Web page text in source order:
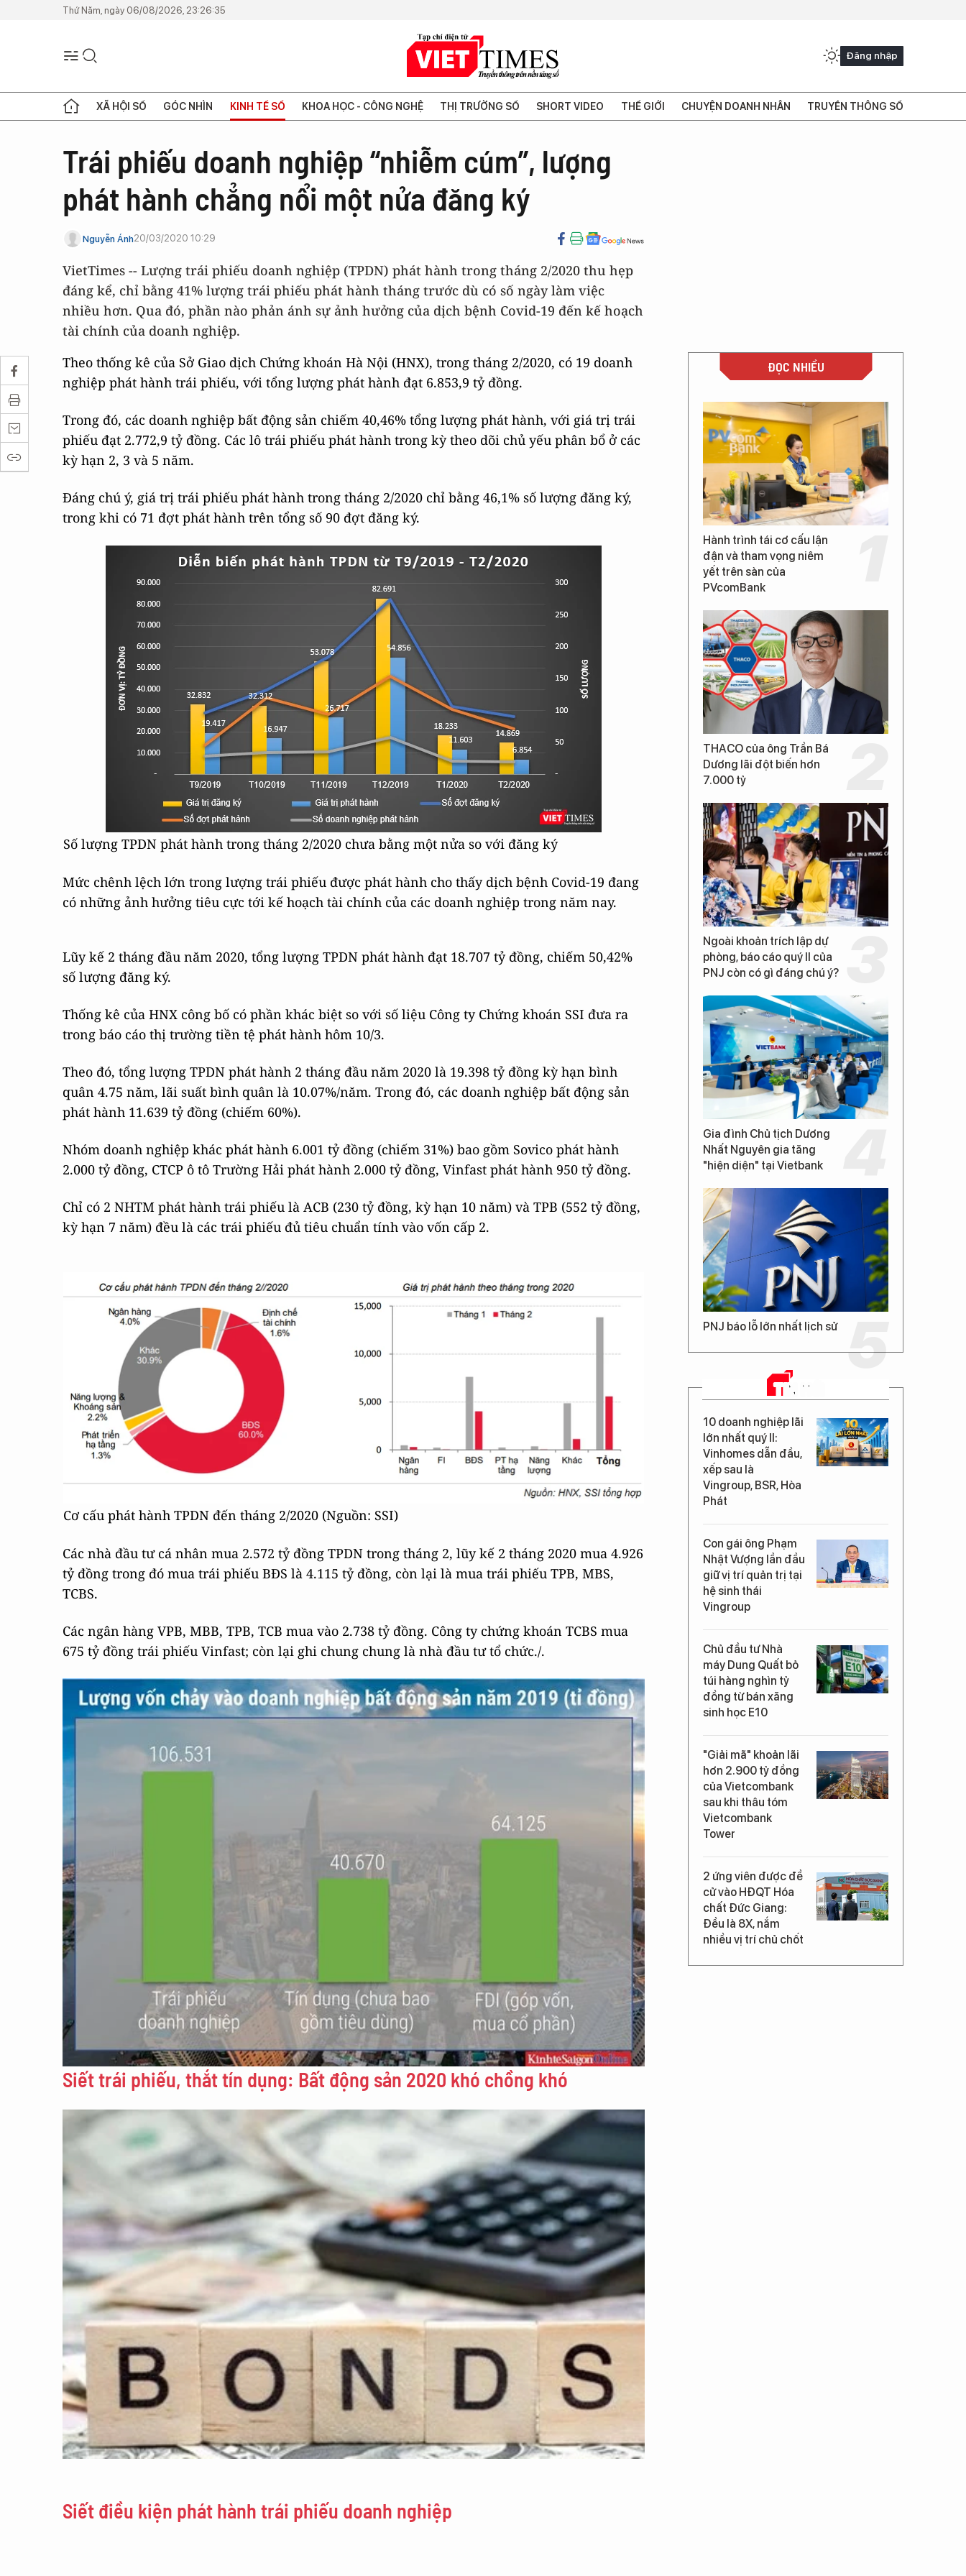
Thứ Năm, ngày 06/08/2026, 23:26:35
Đăng nhập
XÃ HỘI SỐ GÓC NHÌN KINH TẾ SỐ KHOA HỌC - CÔNG NGHỆ THỊ TRƯỜNG SỐ SHORT VIDEO THẾ GIỚI CHUYỆN DOANH NHÂN TRUYỀN THÔNG SỐ
Trái phiếu doanh nghiệp “nhiễm cúm”, lượng
phát hành chẳng nổi một nửa đăng ký
Nguyễn Ánh20/03/2020 10:29
VietTimes -- Lượng trái phiếu doanh nghiệp (TPDN) phát hành trong tháng 2/2020 thu hẹp
đáng kể, chỉ bằng 41% lượng trái phiếu phát hành tháng trước dù có số ngày làm việc
nhiều hơn. Qua đó, phần nào phản ánh sự ảnh hưởng của dịch bệnh Covid-19 đến kế hoạch
tài chính của doanh nghiệp.
Theo thống kê của Sở Giao dịch Chứng khoán Hà Nội (HNX), trong tháng 2/2020, có 19 doanh
nghiệp phát hành trái phiếu, với tổng lượng phát hành đạt 6.853,9 tỷ đồng.
Trong đó, các doanh nghiệp bất động sản chiếm 40,46% tổng lượng phát hành, với giá trị trái
phiếu đạt 2.772,9 tỷ đồng. Các lô trái phiếu phát hành trong kỳ theo dõi chủ yếu phân bổ ở các
kỳ hạn 2, 3 và 5 năm.
Đáng chú ý, giá trị trái phiếu phát hành trong tháng 2/2020 chỉ bằng 46,1% số lượng đăng ký,
trong khi có 71 đợt phát hành trên tổng số 90 đợt đăng ký.
Số lượng TPDN phát hành trong tháng 2/2020 chưa bằng một nửa so với đăng ký
Mức chênh lệch lớn trong lượng trái phiếu được phát hành cho thấy dịch bệnh Covid-19 đang
có những ảnh hưởng tiêu cực tới kế hoạch tài chính của các doanh nghiệp trong năm nay.
Lũy kế 2 tháng đầu năm 2020, tổng lượng TPDN phát hành đạt 18.707 tỷ đồng, chiếm 50,42%
số lượng đăng ký.
Thống kê của HNX công bố có phần khác biệt so với số liệu Công ty Chứng khoán SSI đưa ra
trong báo cáo thị trường tiền tệ phát hành hôm 10/3.
Theo đó, tổng lượng TPDN phát hành 2 tháng đầu năm 2020 là 19.398 tỷ đồng kỳ hạn bình
quân 4.75 năm, lãi suất bình quân là 10.07%/năm. Trong đó, các doanh nghiệp bất động sản
phát hành 11.639 tỷ đồng (chiếm 60%).
Nhóm doanh nghiệp khác phát hành 6.001 tỷ đồng (chiếm 31%) bao gồm Sovico phát hành
2.000 tỷ đồng, CTCP ô tô Trường Hải phát hành 2.000 tỷ đồng, Vinfast phát hành 950 tỷ đồng.
Chỉ có 2 NHTM phát hành trái phiếu là ACB (230 tỷ đồng, kỳ hạn 10 năm) và TPB (552 tỷ đồng,
kỳ hạn 7 năm) đều là các trái phiếu đủ tiêu chuẩn tính vào vốn cấp 2.
Cơ cấu phát hành TPDN đến tháng 2/2020 (Nguồn: SSI)
Các nhà đầu tư cá nhân mua 2.572 tỷ đồng TPDN trong tháng 2, lũy kế 2 tháng 2020 mua 4.926
tỷ đồng trong đó mua trái phiếu BĐS là 4.115 tỷ đồng, còn lại là mua trái phiếu TPB, MBS,
TCBS.
Các ngân hàng VPB, MBB, TPB, TCB mua vào 2.738 tỷ đồng. Công ty chứng khoán TCBS mua
675 tỷ đồng trái phiếu Vinfast; còn lại ghi chung chung là nhà đầu tư tổ chức./.
Siết trái phiếu, thắt tín dụng: Bất động sản 2020 khó chồng khó
Siết điều kiện phát hành trái phiếu doanh nghiệp
ĐỌC NHIỀU
Hành trình tái cơ cấu lận
đận và tham vọng niêm
yết trên sàn của
PVcomBank
THACO của ông Trần Bá
Dương lãi đột biến hơn
7.000 tỷ
Ngoài khoản trích lập dự
phòng, báo cáo quý II của
PNJ còn có gì đáng chú ý?
Gia đình Chủ tịch Dương
Nhất Nguyên gia tăng
"hiện diện" tại Vietbank
PNJ báo lỗ lớn nhất lịch sử
TIN MỚI
10 doanh nghiệp lãi
lớn nhất quý II:
Vinhomes dẫn đầu,
xếp sau là
Vingroup, BSR, Hòa
Phát
Con gái ông Phạm
Nhật Vượng lần đầu
giữ vị trí quản trị tại
hệ sinh thái
Vingroup
Chủ đầu tư Nhà
máy Dung Quất bỏ
túi hàng nghìn tỷ
đồng từ bán xăng
sinh học E10
"Giải mã" khoản lãi
hơn 2.900 tỷ đồng
của Vietcombank
sau khi thâu tóm
Vietcombank
Tower
2 ứng viên được đề
cử vào HĐQT Hóa
chất Đức Giang:
Đều là 8X, nắm
nhiều vị trí chủ chốt